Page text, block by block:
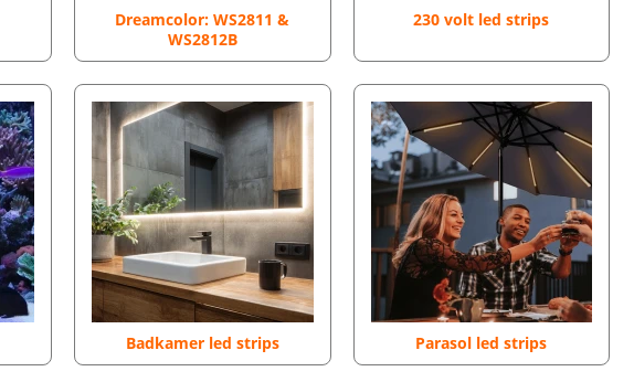
Dreamcolor: WS2811 &
WS2812B
230 volt led strips
Badkamer led strips Parasol led strips